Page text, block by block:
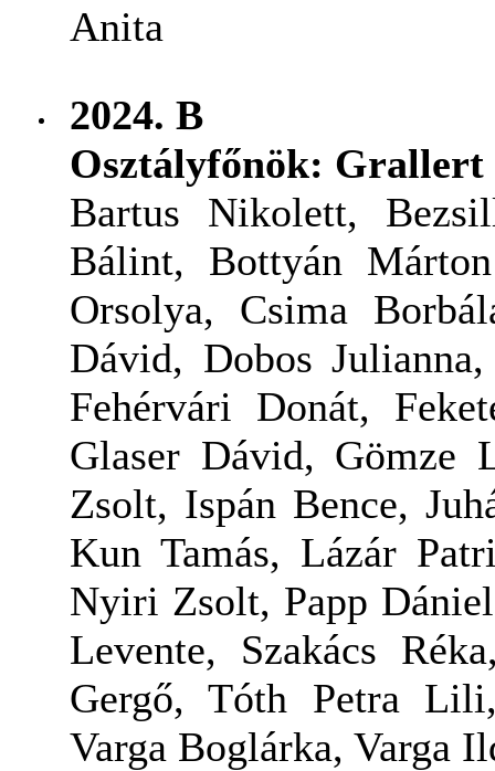
Anita
2024. B
Osztályfőnök:
Bartus Nikolett,
Bálint, Bottyán
Orsolya, Csima
Dávid, Dobos
Fehérvári Donát,
Glaser Dávid, Gömze
Zsolt, Ispán Bence,
Kun Tamás, Lázár
Nyiri Zsolt, Papp
Levente, Szakács
Gergő, Tóth Petra
Varga Boglárka, Varga